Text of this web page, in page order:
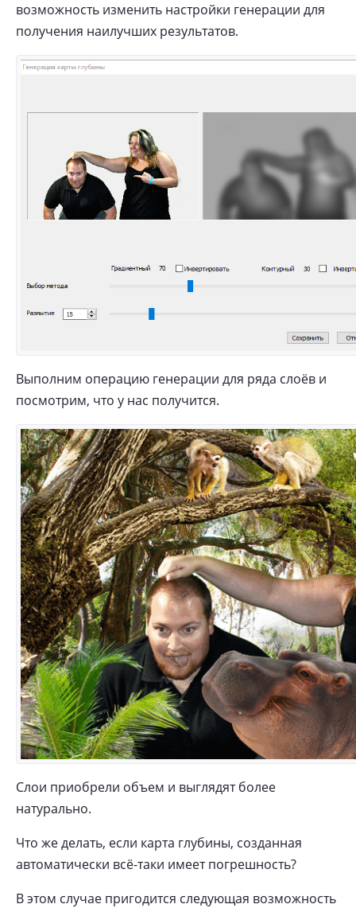
возможность изменить настройки генерации для
получения наилучших результатов.
Выполним операцию генерации для ряда слоёв и
посмотрим, что у нас получится.
Слои приобрели объем и выглядят более
натурально.
Что же делать, если карта глубины, созданная
автоматически всё-таки имеет погрешность?
В этом случае пригодится следующая возможность